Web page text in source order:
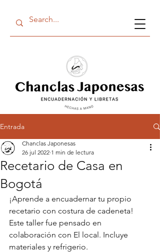
Entrada
Recetario de Casa en
Bogotá
Chanclas Japonesas
26 jul 2022 1 min de lectura
¡Aprende a encuadernar tu propio
recetario con costura de cadeneta!
Este taller fue pensado en
colaboración con El local. Incluye
materiales y refrigerio.